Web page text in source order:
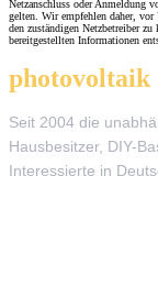
Netzanschluss oder Anmeldung
gelten. Wir empfehlen daher,
den zuständigen Netzbetreiber
bereitgestellten Informationen
photovoltaik
Seit 2004 die
Hausbesitzer, DIY-
Interessierte in